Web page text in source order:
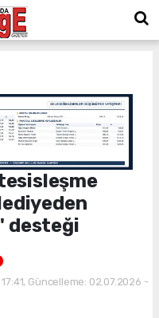
desteği
Güncelleme: 02.07.2026 -